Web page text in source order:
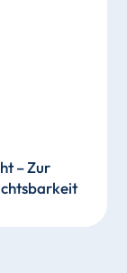
– Zur